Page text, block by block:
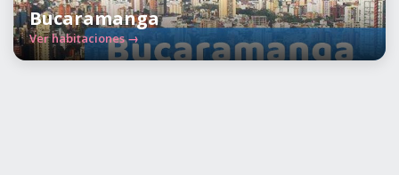
Bucaramanga
Ver habitaciones →